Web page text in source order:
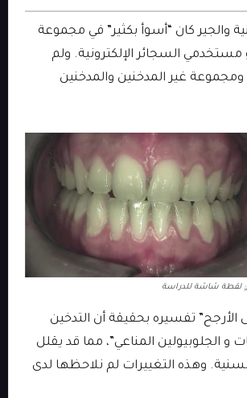
والجير كان “أسوأ بكثير” في مجموعة
مستخدمي السجائر الإلكترونية. ولم
ومجموعة غير المدخنين والمدخنين
لقطة شاشة للدراسة
الأرجح” تفسيره بحقيقة أن التدخين
و الجلوبيولين المناعي”، مما قد يقلل
وهذه التغييرات لم نلاحظها لدى